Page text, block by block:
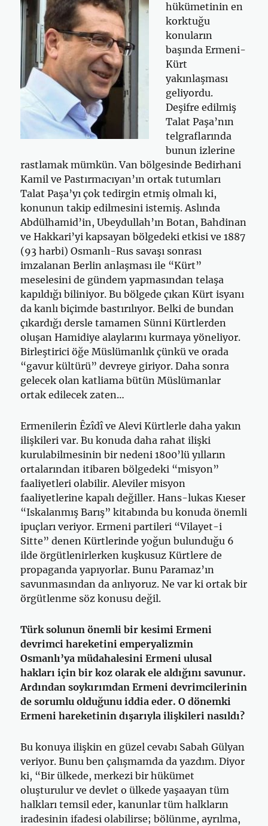
hükümetinin en
korktuğu
konuların
başında Ermeni-
Kürt
yakınlaşması
geliyordu.
Deşifre edilmiş
Talat Paşa’nın
telgraflarında
bunun izlerine
rastlamak mümkün. Van bölgesinde Bedirhani
Kamil ve Pastırmacıyan’ın ortak tutumları
Talat Paşa’yı çok tedirgin etmiş olmalı ki,
konunun takip edilmesini istemiş. Aslında
Abdülhamid’in, Ubeydullah’ın Botan, Bahdinan
ve Hakkari’yi kapsayan bölgedeki etkisi ve 1887
(93 harbi) Osmanlı-Rus savaşı sonrası
imzalanan Berlin anlaşması ile “Kürt”
meselesini de gündem yapmasından telaşa
kapıldığı biliniyor. Bu bölgede çıkan Kürt isyanı
da kanlı biçimde bastırılıyor. Belki de bundan
çıkardığı dersle tamamen Sünni Kürtlerden
oluşan Hamidiye alaylarını kurmaya yöneliyor.
Birleştirici öğe Müslümanlık çünkü ve orada
“gavur kültürü” devreye giriyor. Daha sonra
gelecek olan katliama bütün Müslümanlar
ortak edilecek zaten…
Ermenilerin Êzîdî ve Alevi Kürtlerle daha yakın
ilişkileri var. Bu konuda daha rahat ilişki
kurulabilmesinin bir nedeni 1800’lü yılların
ortalarından itibaren bölgedeki “misyon”
faaliyetleri olabilir. Aleviler misyon
faaliyetlerine kapalı değiller. Hans-lukas Kıeser
“Iskalanmış Barış” kitabında bu konuda önemli
ipuçları veriyor. Ermeni partileri “Vilayet-i
Sitte” denen Kürtlerinde yoğun bulunduğu 6
ilde örgütlenirlerken kuşkusuz Kürtlere de
propaganda yapıyorlar. Bunu Paramaz’ın
savunmasından da anlıyoruz. Ne var ki ortak bir
örgütlenme söz konusu değil.
Türk solunun önemli bir kesimi Ermeni
devrimci hareketini emperyalizmin
Osmanlı’ya müdahalesini Ermeni ulusal
hakları için bir koz olarak ele aldığını savunur.
Ardından soykırımdan Ermeni devrimcilerinin
de sorumlu olduğunu iddia eder. O dönemki
Ermeni hareketinin dışarıyla ilişkileri nasıldı?
Bu konuya ilişkin en güzel cevabı Sabah Gülyan
veriyor. Bunu ben çalışmamda da yazdım. Diyor
ki, “Bir ülkede, merkezi bir hükümet
oluşturulur ve devlet o ülkede yaşaayan tüm
halkları temsil eder, kanunlar tüm halkların
iradesinin ifadesi olabilirse; bölünme, ayrılma,